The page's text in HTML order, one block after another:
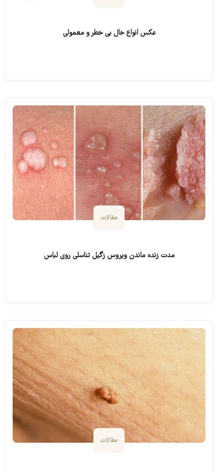
عکس انواع خال بی خطر و معمولی
مقالات
مدت زنده ماندن ویروس زگیل تناسلی روی لباس
مقالات